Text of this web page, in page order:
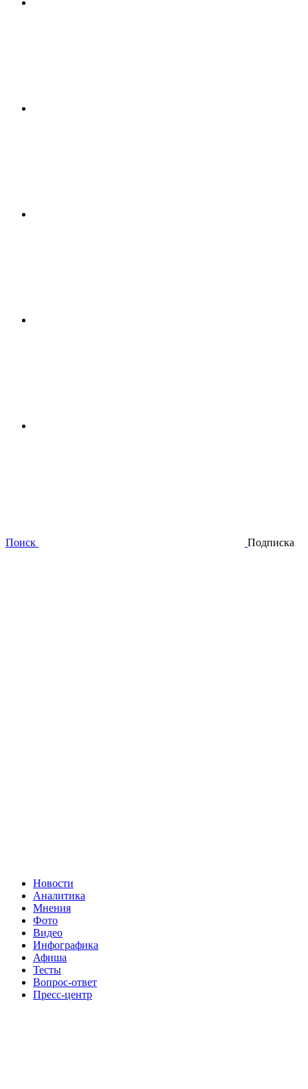
Поиск Подписка
Новости
Аналитика
Мнения
Фото
Видео
Инфографика
Афиша
Тесты
Вопрос-ответ
Пресс-центр